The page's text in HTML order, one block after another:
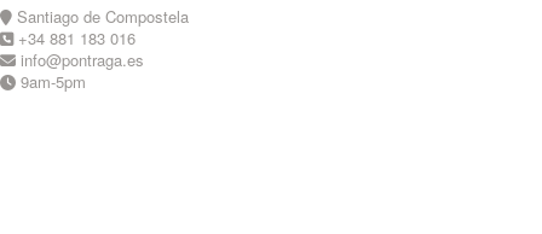
Skip
to
content
Santiago de Compostela
+34 881 183 016
info@pontraga.es
9am-5pm